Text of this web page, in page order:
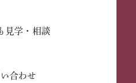
見学・相談
合わせ